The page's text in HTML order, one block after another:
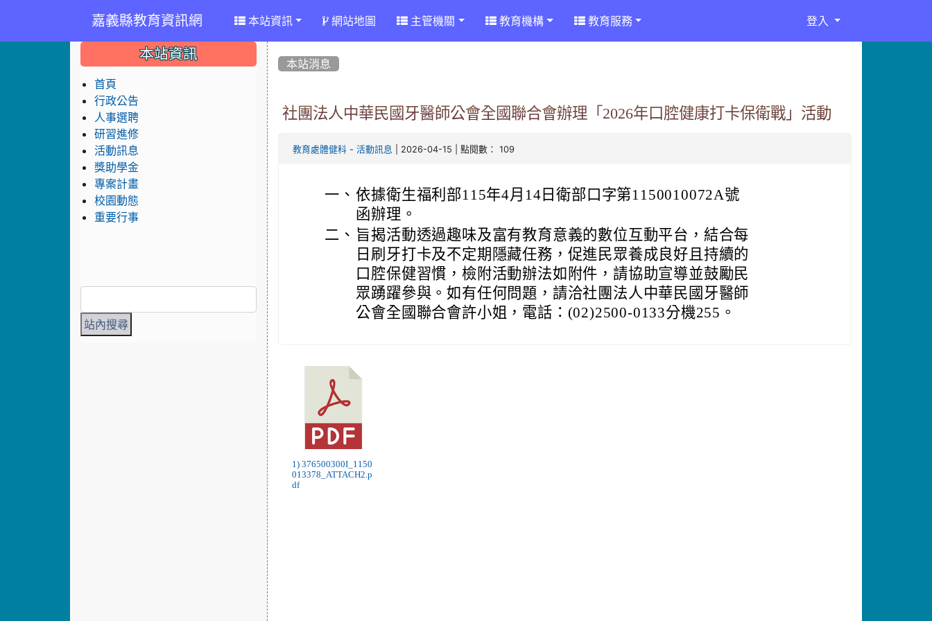
嘉義縣教育資訊網 本站資訊 網站地圖 主管機關 教育機構 教育服務 登入
本站消息
社團法人中華民國牙醫師公會全國聯合會辦理「2026年口腔健康打卡保衛戰」活動
教育處體健科 -活動訊息 | 2026-04-15 | 點閱數： 109
一、 依據衛生福利部115年4月14日衛部口字第1150010072A號
函辦理。
二、 旨揭活動透過趣味及富有教育意義的數位互動平台，結合每
日刷牙打卡及不定期隱藏任務，促進民眾養成良好且持續的
口腔保健習慣，檢附活動辦法如附件，請協助宣導並鼓勵民
眾踴躍參與。如有任何問題，請洽社團法人中華民國牙醫師
公會全國聯合會許小姐，電話：(02)2500-0133分機255。
1) 376500300I_1150
013378_ATTACH2.p
df
::: 本站資訊
首頁
行政公告
人事選聘
研習進修
活動訊息
獎助學金
專案計畫
校園動態
重要行事